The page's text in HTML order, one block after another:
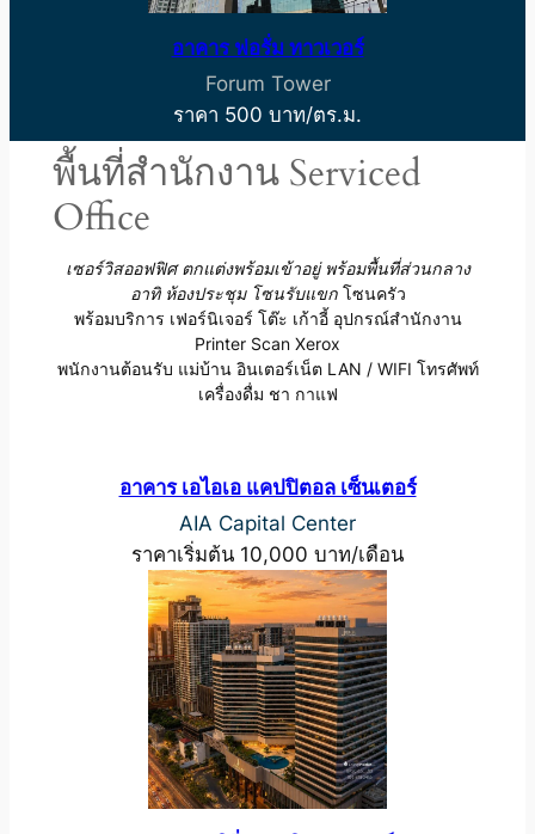
อาคาร ฟอรั่ม ทาวเวอร์
Forum Tower
ราคา 500 บาท/ตร.ม.
พื้นที่สำนักงาน Serviced
Office
เซอร์วิสออฟฟิศ ตกแต่งพร้อมเข้าอยู่ พร้อมพื้นที่ส่วนกลาง
อาทิ ห้องประชุม โซนรับแขกโซนครัว
พร้อมบริการ เฟอร์นิเจอร์ โต๊ะ เก้าอี้ อุปกรณ์สำนักงาน
Printer Scan Xerox
พนักงานต้อนรับ แม่บ้าน อินเตอร์เน็ต LAN / WIFI โทรศัพท์
เครื่องดื่ม ชา กาแฟ
อาคาร เอไอเอ แคปปิตอล เซ็นเตอร์
AIA Capital Center
ราคาเริ่มต้น 10,000 บาท/เดือน